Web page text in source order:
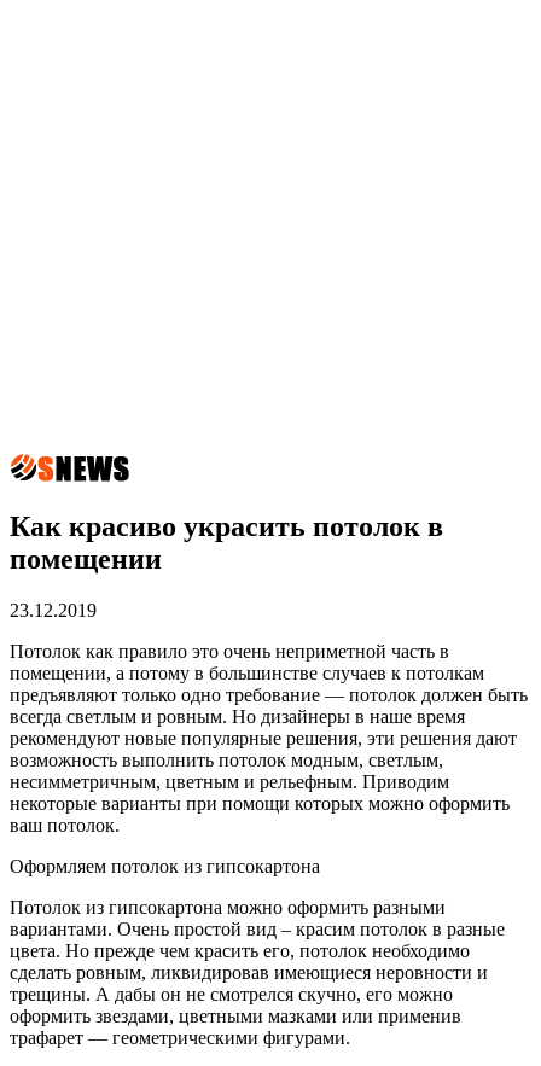
Как красиво украсить потолок в
помещении
23.12.2019
Потолок как правило это очень неприметной часть в
помещении, а потому в большинстве случаев к потолкам
предъявляют только одно требование — потолок должен быть
всегда светлым и ровным. Но дизайнеры в наше время
рекомендуют новые популярные решения, эти решения дают
возможность выполнить потолок модным, светлым,
несимметричным, цветным и рельефным. Приводим
некоторые варианты при помощи которых можно оформить
ваш потолок.
Оформляем потолок из гипсокартона
Потолок из гипсокартона можно оформить разными
вариантами. Очень простой вид – красим потолок в разные
цвета. Но прежде чем красить его, потолок необходимо
сделать ровным, ликвидировав имеющиеся неровности и
трещины. А дабы он не смотрелся скучно, его можно
оформить звездами, цветными мазками или применив
трафарет — геометрическими фигурами.